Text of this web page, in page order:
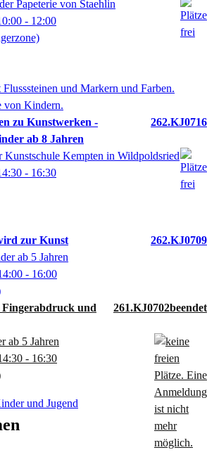
und
261.KJ0702
ab 5 Jahren
- 16:30
Papeterie von Staehlin
- 12:00
zu Kunstwerken -
ab 8 Jahren
262.KJ0716
Kunstschule Kempten in Wildpoldsried
- 16:30
zur Kunst
262.KJ0709
ab 5 Jahren
- 16:00
und Jugend